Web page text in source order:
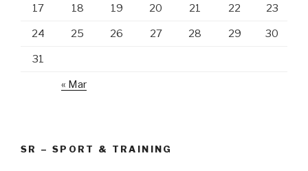
17 18 19 20 21 22 23
24 25 26 27 28 29 30
31
« Mar
SR – SPORT & TRAINING